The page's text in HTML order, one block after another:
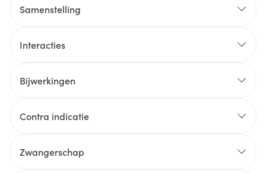
Samenstelling
Interacties
Bijwerkingen
Contra indicatie
Zwangerschap